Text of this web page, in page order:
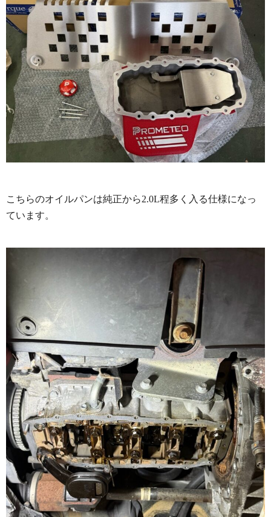
こちらのオイルパンは純正から2.0L程多く入る仕様になっ
ています。